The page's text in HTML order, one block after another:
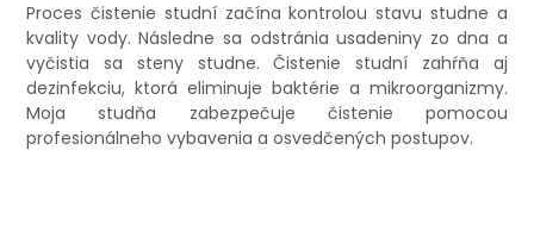
Proces čistenie studní začína kontrolou stavu studne a
kvality vody. Následne sa odstránia usadeniny zo dna a
vyčistia sa steny studne. Čistenie studní zahŕňa aj
dezinfekciu, ktorá eliminuje baktérie a mikroorganizmy.
Moja studňa zabezpečuje čistenie pomocou
profesionálneho vybavenia a osvedčených postupov.